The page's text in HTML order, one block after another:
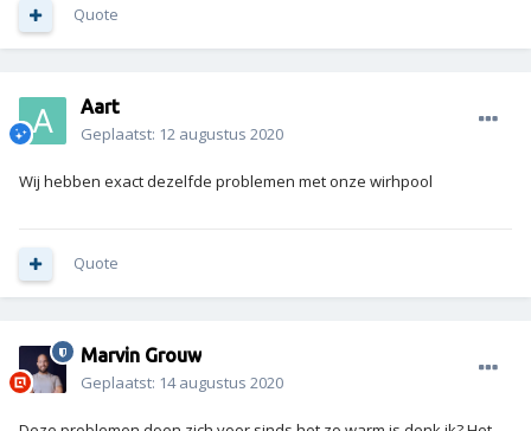
Quote
Aart
Geplaatst: 12 augustus 2020
Wij hebben exact dezelfde problemen met onze wirhpool
Quote
Marvin Grouw
Geplaatst: 14 augustus 2020